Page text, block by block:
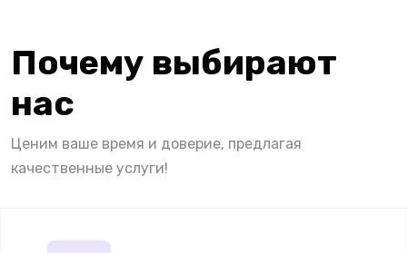
Почему выбирают
нас
Ценим ваше время и доверие, предлагая
качественные услуги!